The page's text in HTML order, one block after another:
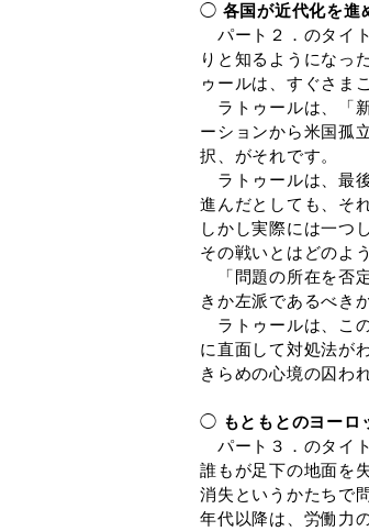
◯ 各国が近代化を進
パート２．のタイ
りと知るようになっ
ゥールは、すぐさま
ラトゥールは、「
ーションから米国孤
択、がそれです。
ラトゥールは、最
進んだとしても、そ
しかし実際には一つ
その戦いとはどのよ
「問題の所在を否
きか左派であるべき
ラトゥールは、こ
に直面して対処法が
きらめの心境の囚わ
◯ もともとのヨーロ
パート３．のタイ
誰もが足下の地面を
消失というかたちで
年代以降は、労働力